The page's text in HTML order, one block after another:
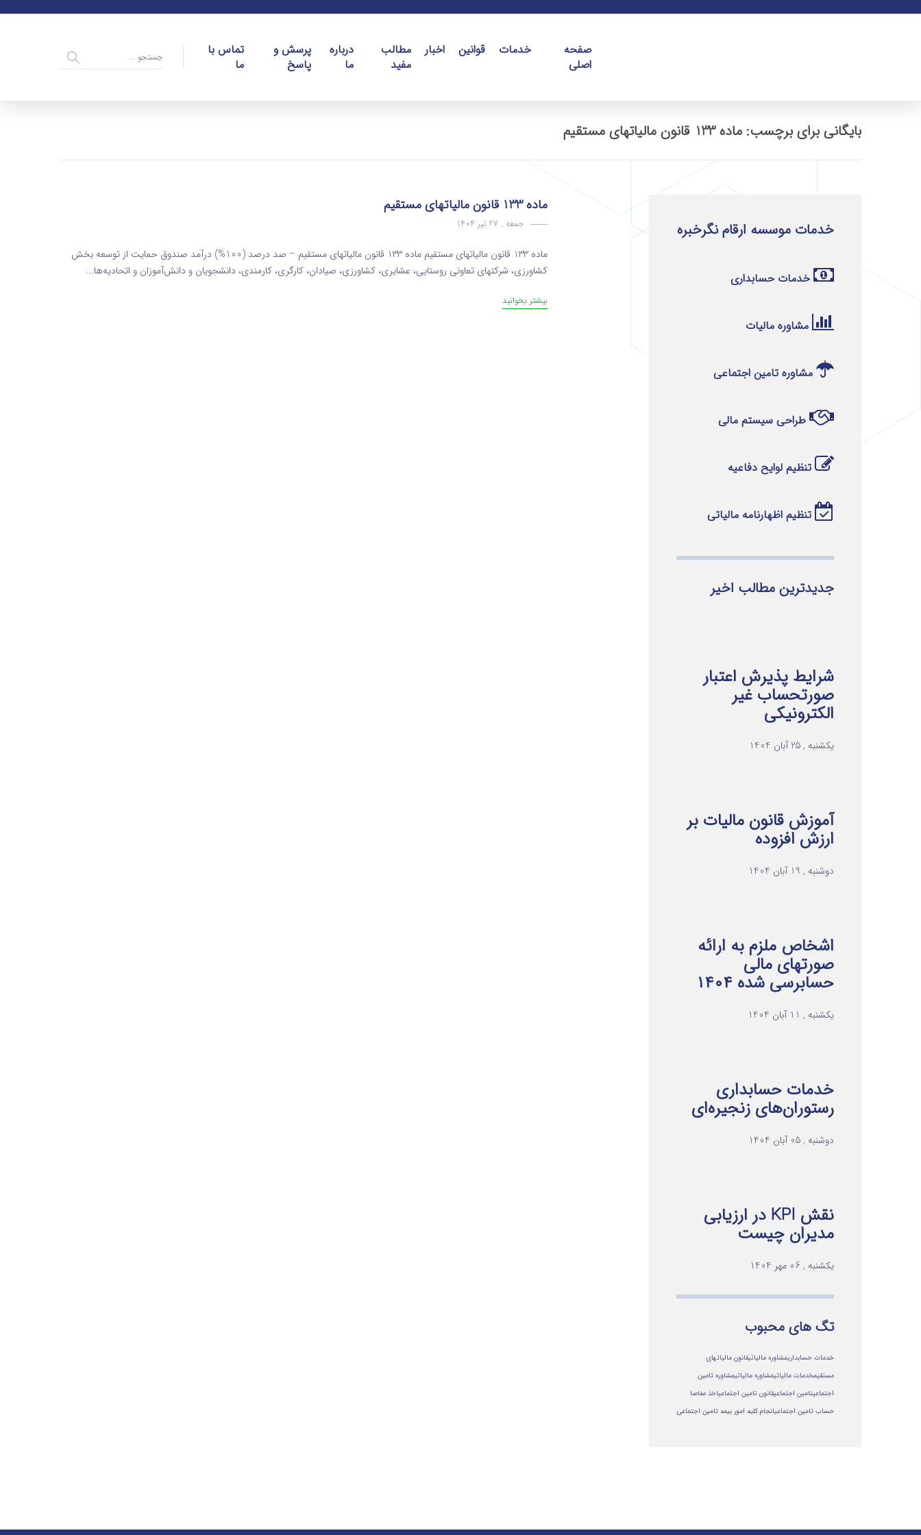
صفحه
اصلی
خدمات قوانین اخبار
مطالب
مفید
درباره
ما
پرسش و
پاسخ
تماس با
ما
بایگانی برای برچسب: ماده 133 قانون مالیاتهای مستقیم
ماده 133 قانون مالیاتهای مستقیم
جمعه , 27 تیر 1404
ماده 133 قانون مالیاتهای مستقیم ماده 133 قانون مالیاتهای مستقیم – ‌صد درصد (100%) درآمد صندوق حمایت از توسعه بخش
کشاورزی، شرکتهای تعاونی روستایی، عشایری، کشاورزی، صیادان، کارگری، کارمندی، دانشجویان و دانش‌آموزان و اتحادیه‌ها...
بیشتر بخوانید
خدمات موسسه ارقام نگرخبره
خدمات حسابداری
مشاوره مالیات
مشاوره تامین اجتماعی
طراحی سیستم مالی
تنظیم لوایح دفاعیه
تنظیم اظهارنامه مالیاتی
جدیدترین مطالب اخیر
شرایط پذیرش اعتبار
صورتحساب غیر
الکترونیکی
یکشنبه , 25 آبان 1404
آموزش قانون مالیات بر
ارزش افزوده
دوشنبه , 19 آبان 1404
اشخاص ملزم به ارائه
صورتهای مالی
حسابرسی شده ۱۴۰۴
یکشنبه , 11 آبان 1404
خدمات حسابداری
رستوران‌های زنجیره‌ای
دوشنبه , 05 آبان 1404
نقش KPI در ارزیابی
مدیران چیست
یکشنبه , 06 مهر 1404
تگ های محبوب
خدمات حسابداریمشاوره مالیاتیقانون مالیاتهای
مستقیمخدمات مالیاتیمشاوره مالياتيمشاوره تامین
اجتماعیتامین اجتماعیقانون تامین اجتماعیاخذ مفاصا
حساب تامین اجتماعیانجام کلیه امور بیمه تامین اجتماعی